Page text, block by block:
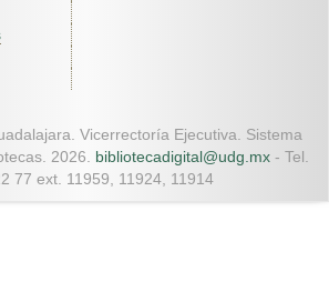
Vicerrectoría Ejecutiva. Sistema
2026. bibliotecadigital@udg.mx - Tel.
77 ext. 11959, 11924, 11914